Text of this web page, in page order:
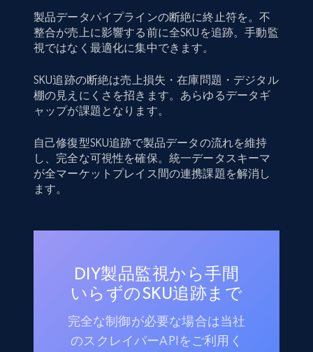
製品データパイプラインの断絶に終止符を。不
整合が売上に影響する前に全SKUを追跡。手動監
視ではなく最適化に集中できます。
SKU追跡の断絶は売上損失・在庫問題・デジタル
棚の見えにくさを招きます。あらゆるデータギ
ャップが課題となります。
自己修復型SKU追跡で製品データの流れを維持
し、完全な可視性を確保。統一データスキーマ
が全マーケットプレイス間の連携課題を解消し
ます。
DIY製品監視から手間
いらずのSKU追跡まで
完全な制御が必要な場合は当社
のスクレイパーAPIをご利用く